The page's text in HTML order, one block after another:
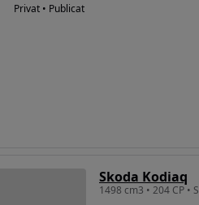
Privat • Publicat
Skoda Kodiaq
1498 cm3 • 204 CP •